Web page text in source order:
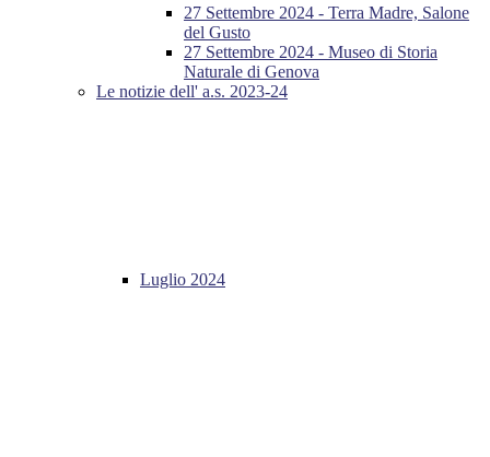
27 Settembre 2024 - Terra Madre, Salone
del Gusto
27 Settembre 2024 - Museo di Storia
Naturale di Genova
Le notizie dell' a.s. 2023-24
Luglio 2024